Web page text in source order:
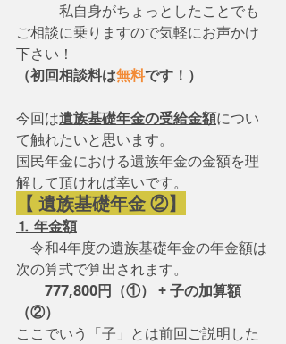
私自身がちょっとしたことでも
ご相談に乗りますので気軽にお声かけ
下さい！
（初回相談料は無料です！）
今回は遺族基礎年金の受給金額につい
て触れたいと思います。
国民年金における遺族年金の金額を理
解して頂ければ幸いです。
【 遺族基礎年金 ②】
⒈ 年金額
令和4年度の遺族基礎年金の年金額は
次の算式で算出されます。
777,800円（①） + 子の加算額
（②）
ここでいう「子」とは前回ご説明した